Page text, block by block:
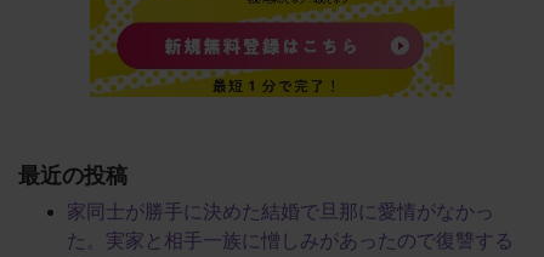
最近の投稿
家同士が勝手に決めた結婚で旦那に愛情がなかっ
た。実家と相手一族に憎しみがあったので復讐する